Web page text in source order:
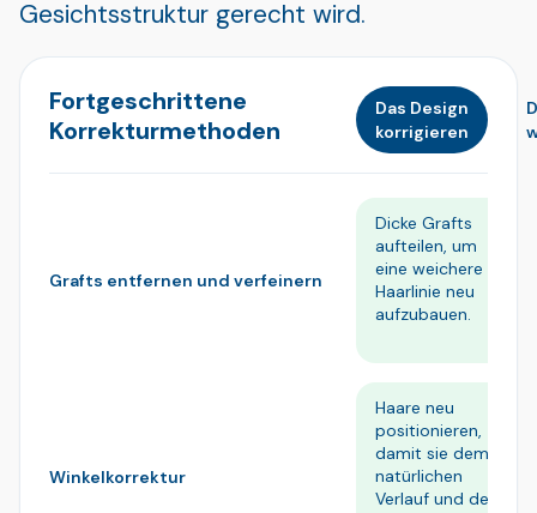
Gesichtsstruktur gerecht wird.
Fortgeschrittene
Korrekturmethoden
Das Design
korrigieren
Grafts entfernen und verfeinern
Dicke Grafts
aufteilen, um
eine weichere
Haarlinie neu
aufzubauen.
Winkelkorrektur
Haare neu
positionieren,
damit sie dem
natürlichen
Verlauf und der